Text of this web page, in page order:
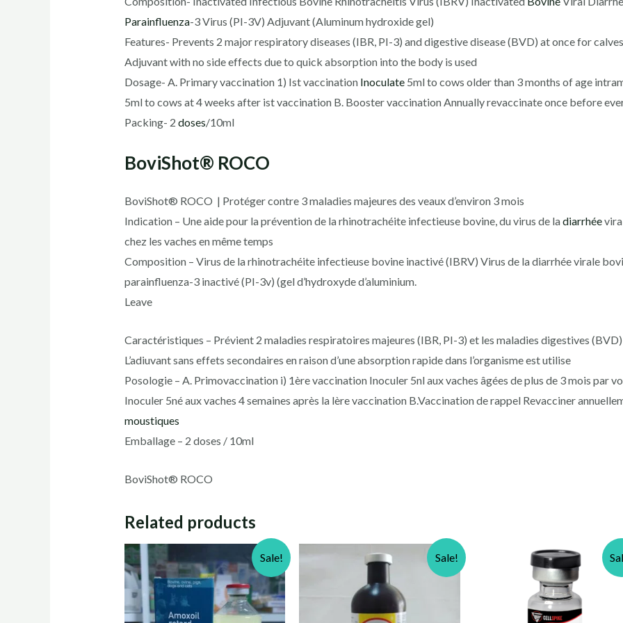
Parainfluenza-3 Virus (PI-3V) Adjuvant (Aluminum hydroxide gel)
Features- Prevents 2 major respiratory diseases (IBR, PI-3) and digestive disease (BVD) at once for
Adjuvant with no side effects due to quick absorption into the body is used
Dosage- A. Primary vaccination 1) Ist vaccination Inoculate5ml to cows older than 3 months of age
5ml to cows at 4 weeks after ist vaccination B. Booster vaccination Annually revaccinate once before
Packing- 2 doses/10ml
BoviShot® ROCO
BoviShot® ROCO | Protéger contre 3 maladies majeures des veaux d’environ 3 mois
Indication – Une aide pour la prévention de la rhinotrachéite infectieuse bovine, du virus de ladiarrhée
chez les vaches en même temps
Composition – Virus de la rhinotrachéite infectieuse bovine inactivé (IBRV) Virus de la diarrhée virale
parainfluenza-3 inactivé (PI-3v) (gel d’hydroxyde d’aluminium.
Leave
Caractéristiques – Prévient 2 maladies respiratoires majeures (IBR, PI-3) et les maladies digestives (BVD)
L’adiuvant sans effets secondaires en raison d’une absorption rapide dans l’organisme est utilise
Posologie – A. Primovaccination i) 1ère vaccination Inoculer 5nl aux vaches âgées de plus de 3 mois par
Inoculer 5né aux vaches 4 semaines après la lère vaccination B.Vaccination de rappel Revacciner
moustiques
Emballage – 2 doses / 10ml
BoviShot® ROCO
Related products
Sale! Sale!